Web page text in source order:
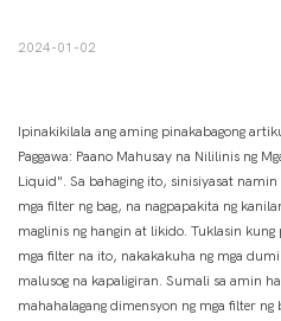
2024-01-02
Ipinakikilala ang aming pinakabagong
Paggawa: Paano Mahusay na Nililinis ng
Liquid". Sa bahaging ito, sinisiyasat
mga filter ng bag, na nagpapakita ng
maglinis ng hangin at likido. Tuklasin kung
mga filter na ito, nakakakuha ng mga
malusog na kapaligiran. Sumali sa amin
mahahalagang dimensyon ng mga filter